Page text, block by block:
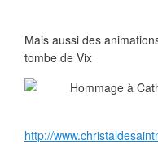
Mais aussi des
tombe de Vix
http://